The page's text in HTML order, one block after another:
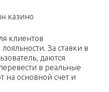
казино
клиентов
За ставки в
даются
в реальные
на основной счет и